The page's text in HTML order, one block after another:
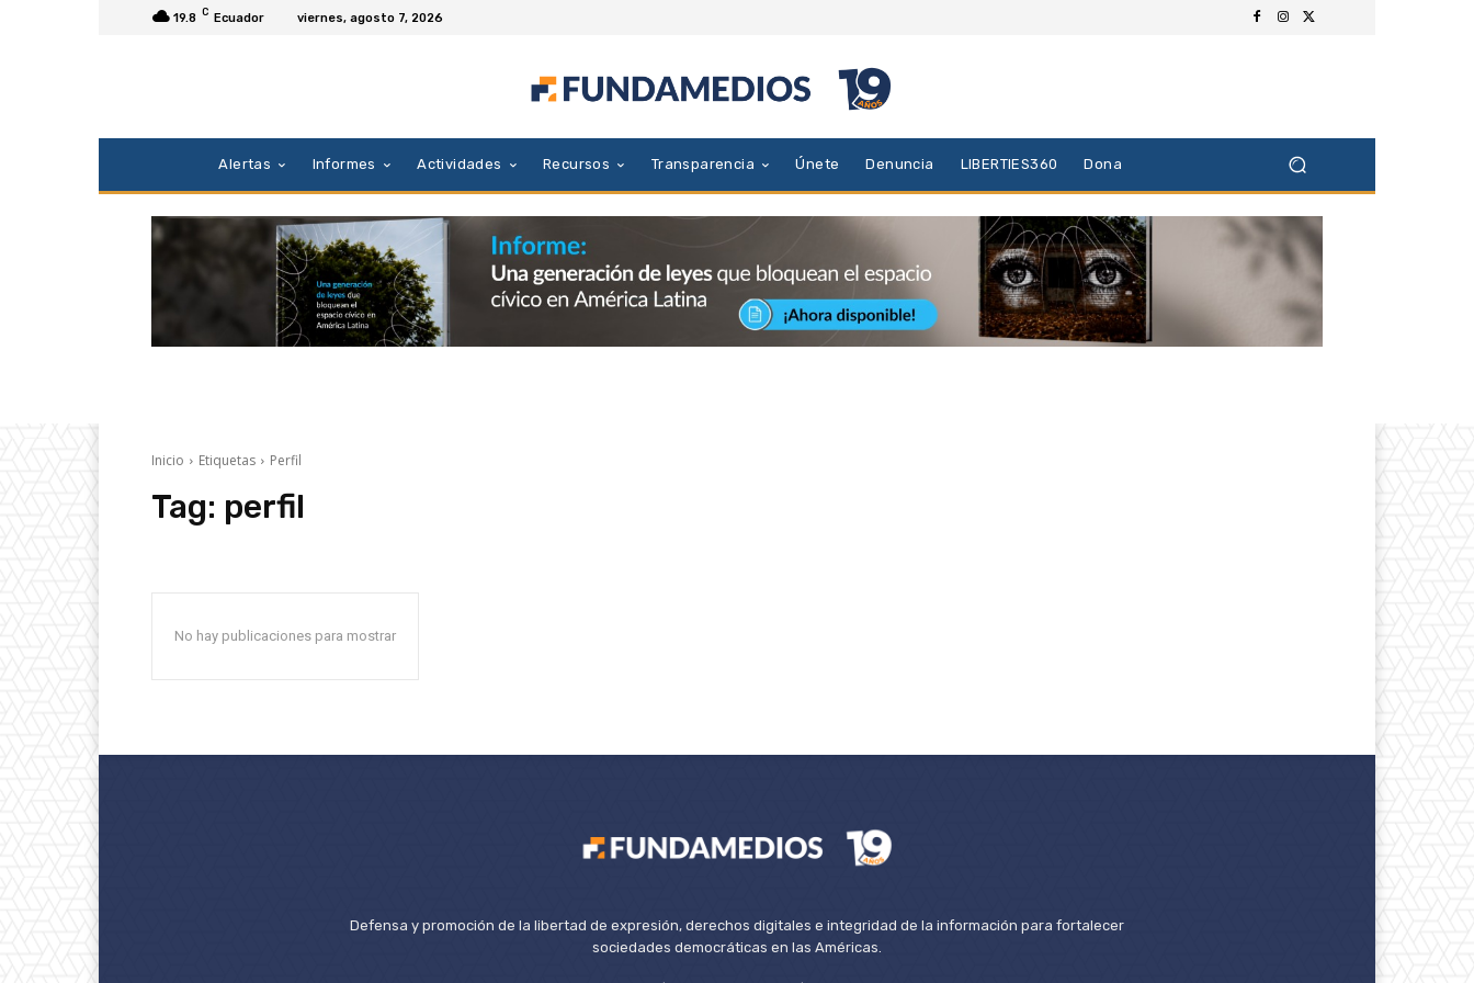
19.8 C Ecuador viernes, agosto 7, 2026
Alertas Informes Actividades Recursos Transparencia Únete Denuncia LIBERTIES360 Dona
Inicio Etiquetas Perfil
Tag: perfil
No hay publicaciones para mostrar
Defensa y promoción de la libertad de expresión, derechos digitales e integridad de la información para fortalecer
sociedades democráticas en las Américas.